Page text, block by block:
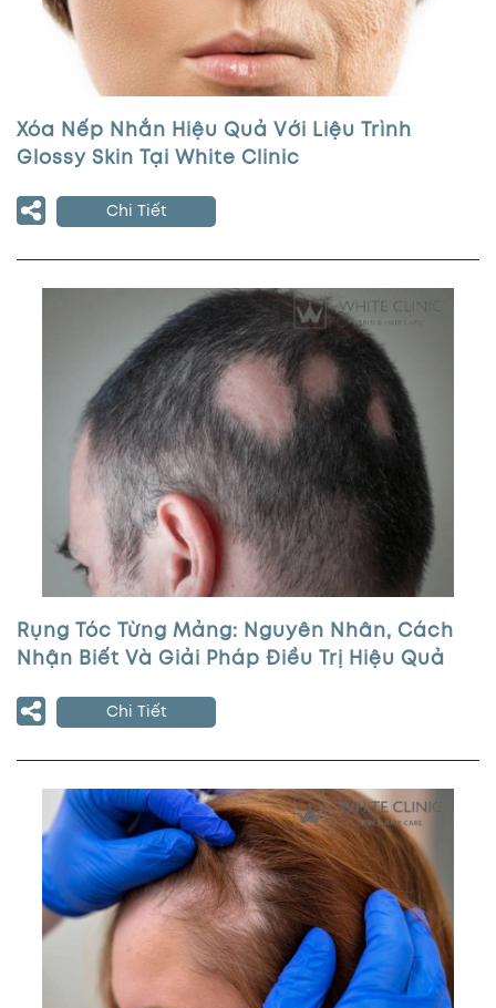
Xóa Nếp Nhắn Hiệu Quả Với Liệu Trình
Glossy Skin Tại White Clinic
Chi Tiết
Rụng Tóc Từng Mảng: Nguyên Nhân, Cách
Nhận Biết Và Giải Pháp Điều Trị Hiệu Quả
Chi Tiết